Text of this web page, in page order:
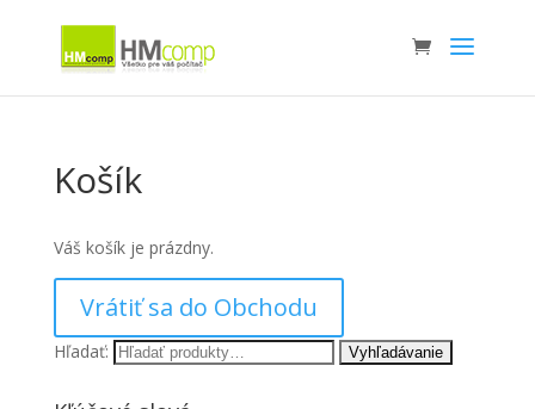
Košík
Váš košík je prázdny.
Vrátiť sa do Obchodu
Hľadať: